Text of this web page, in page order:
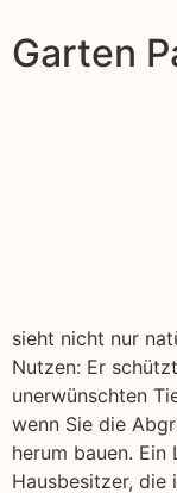
Garten
sieht nicht nur
Nutzen: Er
unerwünschten
wenn Sie die
herum bauen.
Hausbesitzer, die